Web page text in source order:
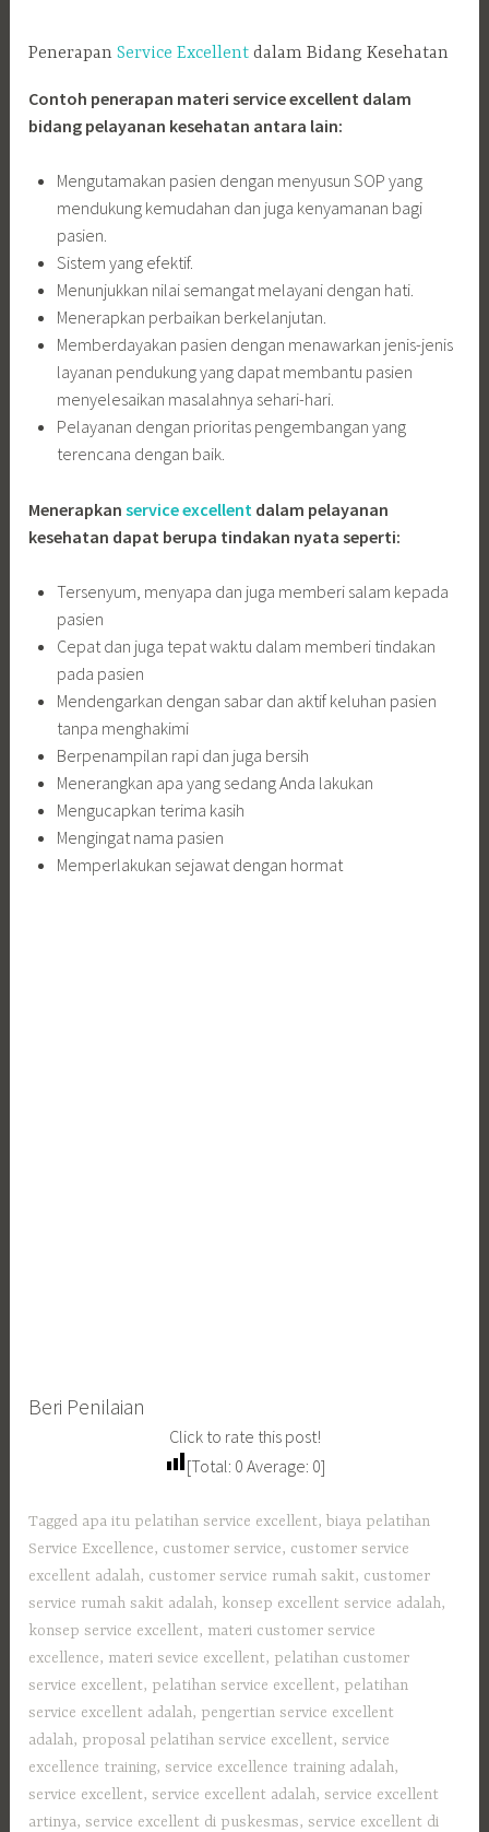
PenerapanService Excellent dalam Bidang Kesehatan
Contoh penerapan materi service excellent dalam
bidang pelayanan kesehatan antara lain:
Mengutamakan pasien dengan menyusun SOP yang
mendukung kemudahan dan juga kenyamanan bagi
pasien.
Sistem yang efektif.
Menunjukkan nilai semangat melayani dengan hati.
Menerapkan perbaikan berkelanjutan.
Memberdayakan pasien dengan menawarkan jenis-jenis
layanan pendukung yang dapat membantu pasien
menyelesaikan masalahnya sehari-hari.
Pelayanan dengan prioritas pengembangan yang
terencana dengan baik.
Menerapkanservice excellent dalam pelayanan
kesehatan dapat berupa tindakan nyata seperti:
Tersenyum, menyapa dan juga memberi salam kepada
pasien
Cepat dan juga tepat waktu dalam memberi tindakan
pada pasien
Mendengarkan dengan sabar dan aktif keluhan pasien
tanpa menghakimi
Berpenampilan rapi dan juga bersih
Menerangkan apa yang sedang Anda lakukan
Mengucapkan terima kasih
Mengingat nama pasien
Memperlakukan sejawat dengan hormat
Beri Penilaian
Click to rate this post!
[Total: 0 Average: 0]
Tagged apa itu pelatihan service excellent, biaya pelatihan
Service Excellence, customer service, customer service
excellent adalah, customer service rumah sakit, customer
service rumah sakit adalah, konsep excellent service adalah,
konsep service excellent, materi customer service
excellence, materi sevice excellent, pelatihan customer
service excellent, pelatihan service excellent, pelatihan
service excellent adalah, pengertian service excellent
adalah, proposal pelatihan service excellent,service
excellence training,service excellence training adalah,
service excellent,service excellent adalah,service excellent
artinya,service excellent di puskesmas,service excellent di